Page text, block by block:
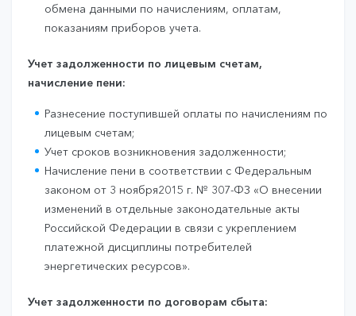
обмена данными по начислениям, оплатам,
показаниям приборов учета.
Учет задолженности по лицевым счетам,
начисление пени:
Разнесение поступившей оплаты по начислениям по
лицевым счетам;
Учет сроков возникновения задолженности;
Начисление пени в соответствии с Федеральным
законом от 3 ноября2015 г. № 307-ФЗ «О внесении
изменений в отдельные законодательные акты
Российской Федерации в связи с укреплением
платежной дисциплины потребителей
энергетических ресурсов».
Учет задолженности по договорам сбыта: